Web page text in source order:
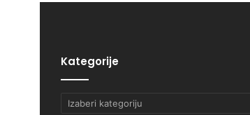
Kategorije
Kategorije